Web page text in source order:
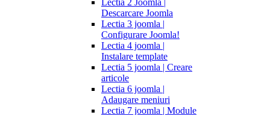
Lectia 2 Joomla |
Descarcare Joomla
Lectia 3 joomla |
Configurare Joomla!
Lectia 4 joomla |
Instalare template
Lectia 5 joomla | Creare
articole
Lectia 6 joomla |
Adaugare meniuri
Lectia 7 joomla | Module